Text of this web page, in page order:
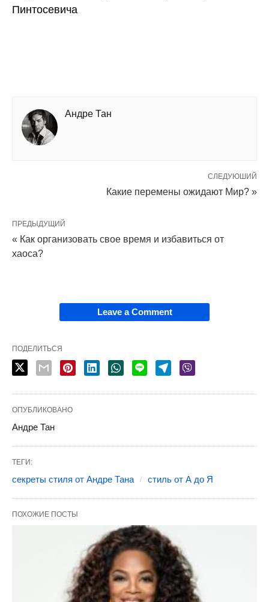
Пинтосевича
Андре Тан
СЛЕДУЮШИЙ
Какие перемены ожидают Мир? »
ПРЕДЫДУЩИЙ
« Как организовать свое время и избавиться от
хаоса?
Leave a Comment
ПОДЕЛИТЬСЯ
ОПУБЛИКОВАНО
Андре Тан
ТЕГИ:
секреты стиля от Андре Тана стиль от А до Я
ПОХОЖИЕ ПОСТЫ